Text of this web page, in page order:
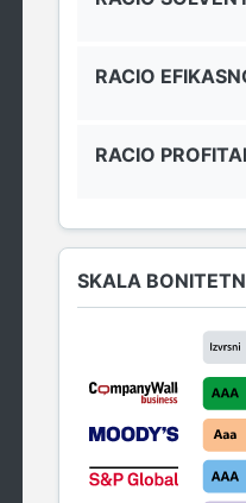
RACIO
RACIO
SKALA